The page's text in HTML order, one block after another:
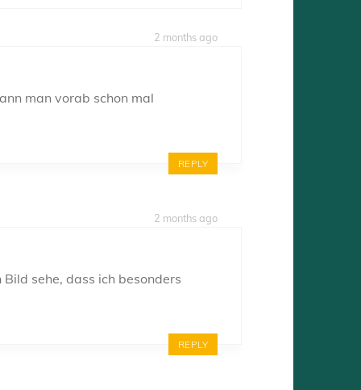
2 months ago
man vorab schon mal
REPLY
2 months ago
sehe, dass ich besonders
REPLY